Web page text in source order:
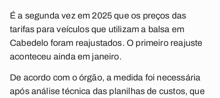
É a segunda vez em 2025 que os preços das
tarifas para veículos que utilizam a balsa em
Cabedelo foram reajustados. O primeiro reajuste
aconteceu ainda em janeiro.
De acordo com o órgão, a medida foi necessária
após análise técnica das planilhas de custos, que